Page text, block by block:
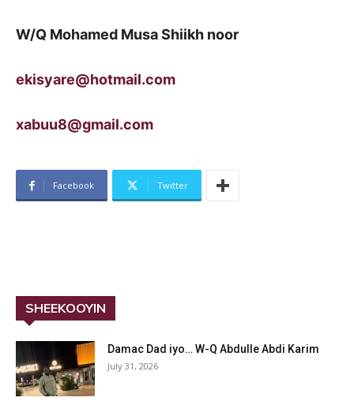
W/Q Mohamed Musa Shiikh noor
ekisyare@hotmail.com
xabuu8@gmail.com
Facebook Twitter
SHEEKOOYIN
Damac Dad iyo… W-Q Abdulle Abdi Karim
July 31, 2026